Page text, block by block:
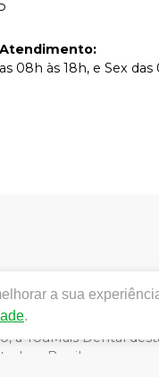
:
08h às 18h, e Sex das
a YouMais Dental
o Brasil.
a sua
.